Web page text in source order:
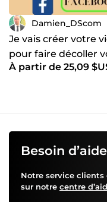
Damien_DScom
Je vais créer votre
pour faire décoller
À partir de 25,09
Besoin
Notre service
sur notre centre